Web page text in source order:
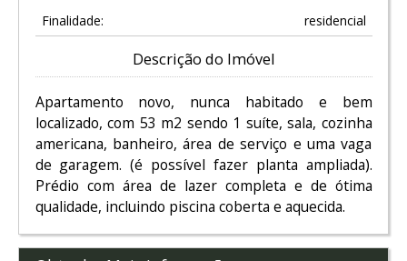
Finalidade: residencial
Descrição do Imóvel
Apartamento novo, nunca habitado e bem
localizado, com 53 m2 sendo 1 suíte, sala, cozinha
americana, banheiro, área de serviço e uma vaga
de garagem. (é possível fazer planta ampliada).
Prédio com área de lazer completa e de ótima
qualidade, incluindo piscina coberta e aquecida.